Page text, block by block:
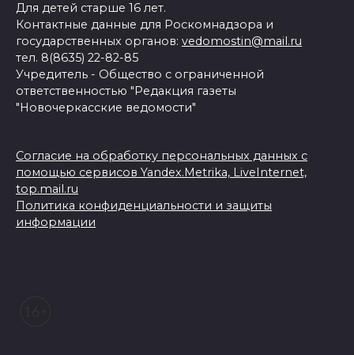
Для детей старше 16 лет.
Контактные данные для Роскомнадзора и
государственных органов: vedomostin@mail.ru
тел. 8(8635) 22-82-85
Учредитель - Общество с ограниченной
ответственностью "Редакция газеты
"Новочеркасские ведомости"
Согласие на обработку персональных данных с
помощью сервисов Yandex.Metrika, LiveInternet,
top.mail.ru
Политика конфиденциальности и защиты
информации